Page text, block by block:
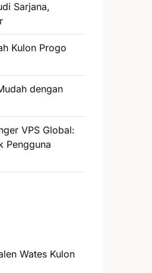
Sarjana,
Kulon Progo
dengan
VPS Global:
Pengguna
Wates Kulon